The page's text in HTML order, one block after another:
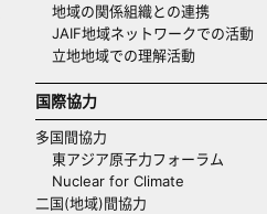
地域の関係組織との連携
JAIF地域ネットワークでの活動
立地地域での理解活動
国際協力
多国間協力
東アジア原子力フォーラム
Nuclear for Climate
二国(地域)間協力